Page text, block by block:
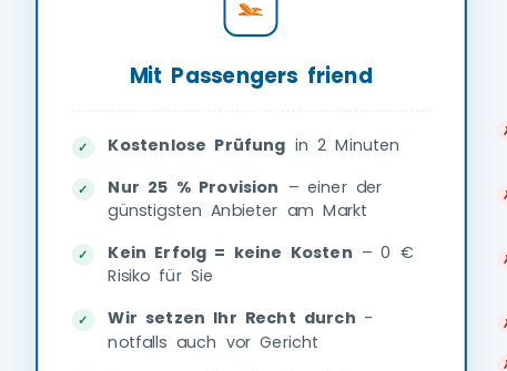
Mit Passengers friend
Kostenlose Prüfung in 2 Minuten
Nur 25 % Provision – einer der
günstigsten Anbieter am Markt
Kein Erfolg = keine Kosten – 0 €
Risiko für Sie
Wir setzen Ihr Recht durch -
notfalls auch vor Gericht